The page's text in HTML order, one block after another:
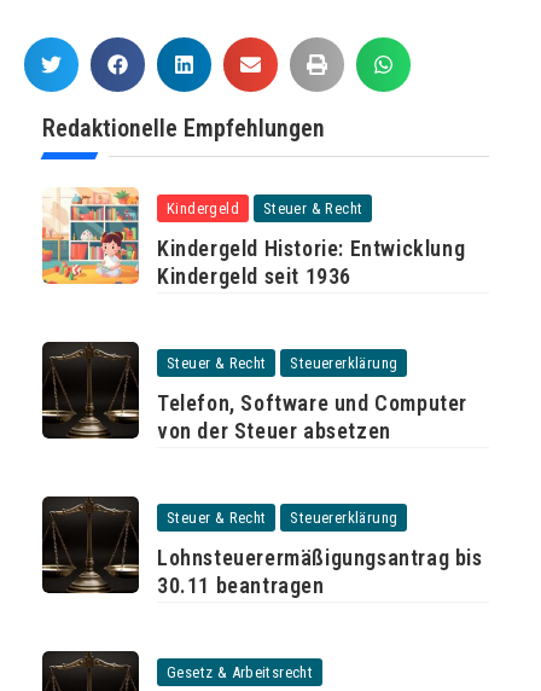
Redaktionelle Empfehlungen
Kindergeld Steuer & Recht
Kindergeld Historie: Entwicklung
Kindergeld seit 1936
Steuer & Recht Steuererklärung
Telefon, Software und Computer
von der Steuer absetzen
Steuer & Recht Steuererklärung
Lohnsteuerermäßigungsantrag bis
30.11 beantragen
Gesetz & Arbeitsrecht